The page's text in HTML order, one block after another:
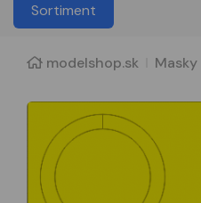
Sortiment
modelshop.sk Masky